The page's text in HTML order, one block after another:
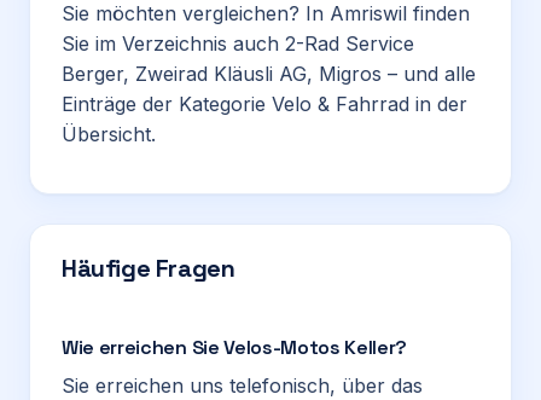
Sie möchten vergleichen? In Amriswil finden
Sie im Verzeichnis auch 2-Rad Service
Berger, Zweirad Kläusli AG, Migros – und alle
Einträge der Kategorie Velo & Fahrrad in der
Übersicht.
Häufige Fragen
Wie erreichen Sie Velos-Motos Keller?
Sie erreichen uns telefonisch, über das